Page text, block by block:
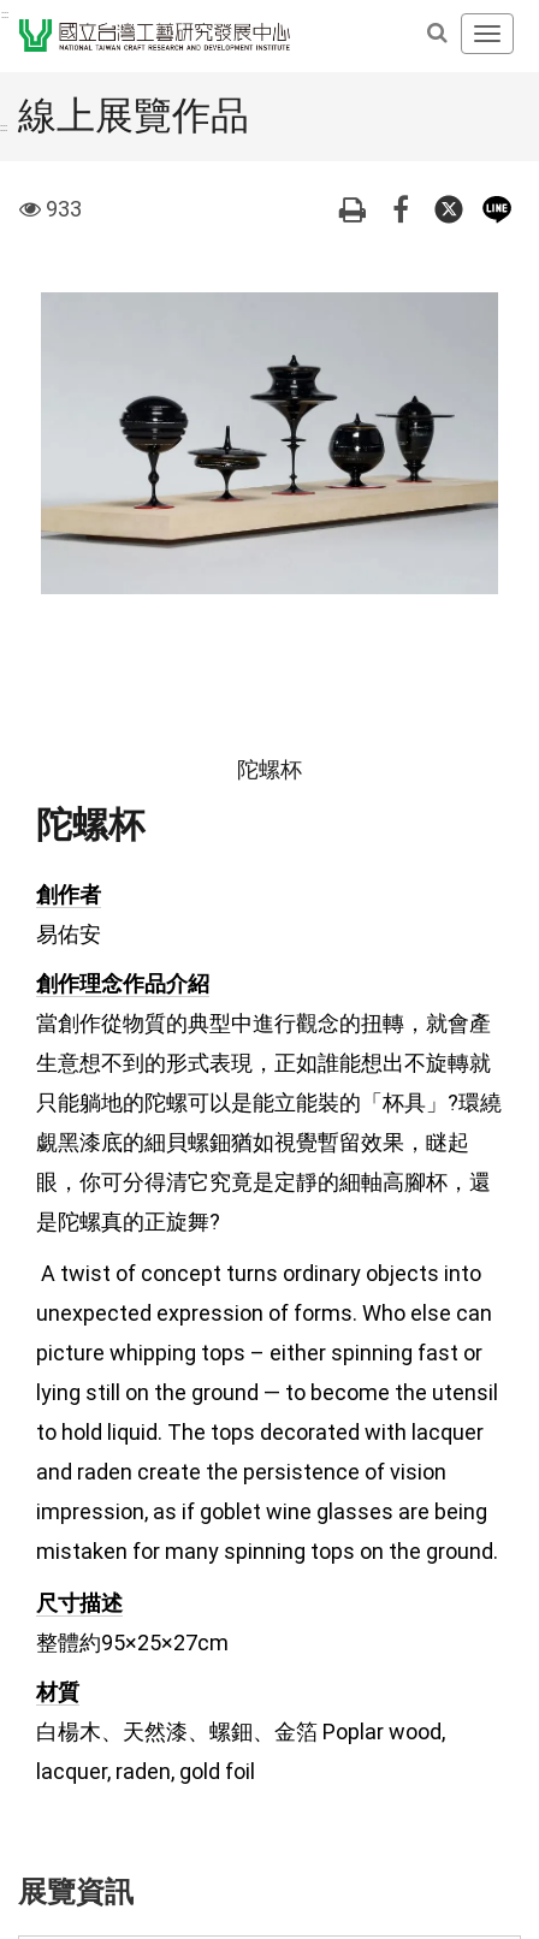
跳
要
內
:::
開
單
::: 線上展覽作品
visit
933
陀螺杯
陀螺杯
創作者
易佑安
創作理念作品介紹
當創作從物質的典型中進行觀念的扭轉，就會產
生意想不到的形式表現，正如誰能想出不旋轉就
只能躺地的陀螺可以是能立能裝的「杯具」?環繞
覷黑漆底的細貝螺鈿猶如視覺暫留效果，瞇起
眼，你可分得清它究竟是定靜的細軸高腳杯，還
是陀螺真的正旋舞?
A twist of concept turns ordinary objects into
unexpected expression of forms. Who else can
picture whipping tops – either spinning fast or
lying still on the ground — to become the utensil
to hold liquid. The tops decorated with lacquer
and raden create the persistence of vision
impression, as if goblet wine glasses are being
mistaken for many spinning tops on the ground.
尺寸描述
整體約95×25×27cm
材質
白楊木、天然漆、螺鈿、金箔 Poplar wood,
lacquer, raden, gold foil
展覽資訊